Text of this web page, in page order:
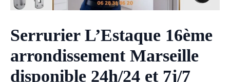
Serrurier L’Estaque 16ème
arrondissement Marseille
disponible 24h/24 et 7j/7